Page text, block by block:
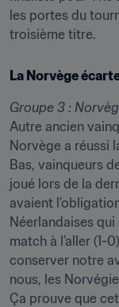
les portes du
troisième titre.
La Norvège
Groupe 3 :
Autre ancien
Norvège a réussi
Bas, vainqueurs
joué lors de la
avaient
Néerlandaises
match à l’aller (1-
conserver notre
nous, les
Ça prouve que